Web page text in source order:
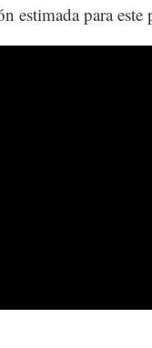
estimada para